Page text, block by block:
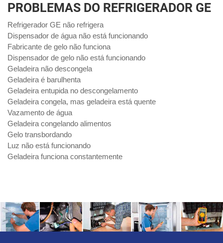
PROBLEMAS DO REFRIGERADOR GE
Refrigerador GE não refrigera
Dispensador de água não está funcionando
Fabricante de gelo não funciona
Dispensador de gelo não está funcionando
Geladeira não descongela
Geladeira é barulhenta
Geladeira entupida no descongelamento
Geladeira congela, mas geladeira está quente
Vazamento de água
Geladeira congelando alimentos
Gelo transbordando
Luz não está funcionando
Geladeira funciona constantemente